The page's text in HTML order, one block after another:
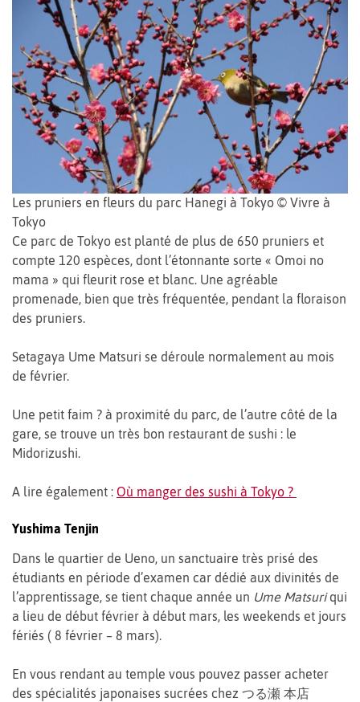
Les pruniers en fleurs du parc Hanegi à Tokyo © Vivre à
Tokyo
Ce parc de Tokyo est planté de plus de 650 pruniers et
compte 120 espèces, dont l’étonnante sorte « Omoi no
mama » qui fleurit rose et blanc. Une agréable
promenade, bien que très fréquentée, pendant la floraison
des pruniers.
Setagaya Ume Matsuri se déroule normalement au mois
de février.
Une petit faim ? à proximité du parc, de l’autre côté de la
gare, se trouve un très bon restaurant de sushi : le
Midorizushi.
A lire également : Où manger des sushi à Tokyo ?
Yushima Tenjin
Dans le quartier de Ueno, un sanctuaire très prisé des
étudiants en période d’examen car dédié aux divinités de
l’apprentissage, se tient chaque année un Ume Matsuriqui
a lieu de début février à début mars, les weekends et jours
fériés ( 8 février – 8 mars).
En vous rendant au temple vous pouvez passer acheter
des spécialités japonaises sucrées chez つる瀬 本店